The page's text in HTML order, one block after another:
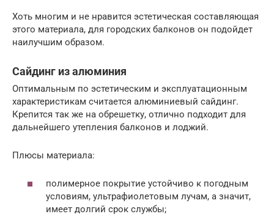
Хоть многим и не нравится эстетическая составляющая
этого материала, для городских балконов он подойдет
наилучшим образом.
Сайдинг из алюминия
Оптимальным по эстетическим и эксплуатационным
характеристикам считается алюминиевый сайдинг.
Крепится так же на обрешетку, отлично подходит для
дальнейшего утепления балконов и лоджий.
Плюсы материала:
полимерное покрытие устойчиво к погодным
условиям, ультрафиолетовым лучам, а значит,
имеет долгий срок службы;